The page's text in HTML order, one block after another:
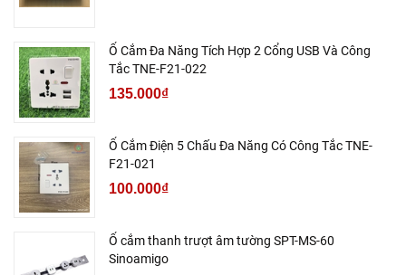
Ổ Cắm Đa Năng Tích Hợp 2 Cổng USB Và Công
Tắc TNE-F21-022
135.000₫
Ổ Cắm Điện 5 Chấu Đa Năng Có Công Tắc TNE-
F21-021
100.000₫
Ổ cắm thanh trượt âm tường SPT-MS-60
Sinoamigo